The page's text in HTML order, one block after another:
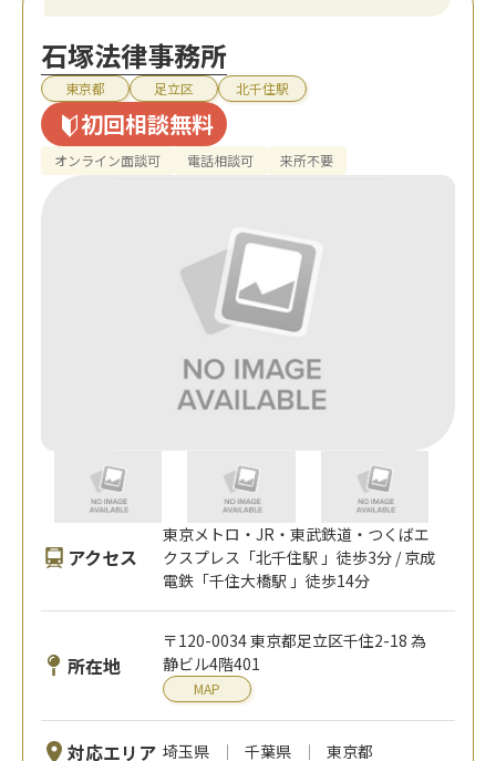
石塚法律事務所
東京都 足立区 北千住駅
初回相談無料
オンライン面談可 電話相談可 来所不要
アクセス
東京メトロ・JR・東武鉄道・つくばエ
クスプレス「北千住駅 」徒歩3分 / 京成
電鉄「千住大橋駅 」徒歩14分
所在地
〒120-0034 東京都足立区千住2-18 為
静ビル4階401
MAP
対応エリア 埼玉県 千葉県 東京都